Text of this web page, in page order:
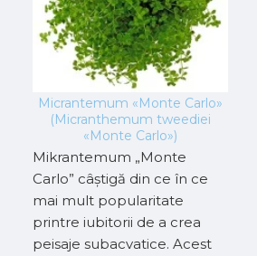
Micrantemum «Monte Carlo»
(Micranthemum tweediei
«Monte Carlo»)
Mikrantemum „Monte
Carlo” câștigă din ce în ce
mai mult popularitate
printre iubitorii de a crea
peisaje subacvatice. Acest